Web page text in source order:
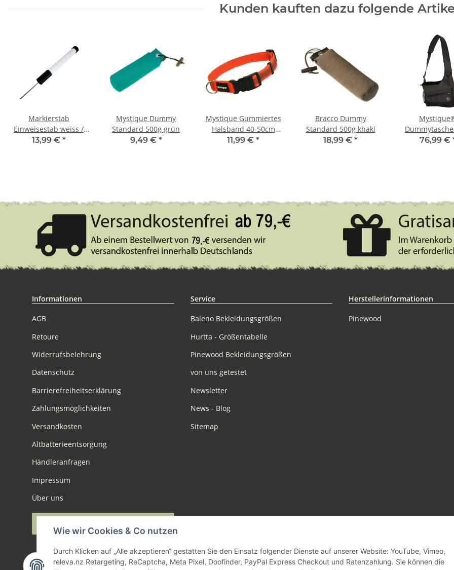
Wie wir Cookies & Co nutzen
Durch Klicken auf „Alle akzeptieren“ gestatten Sie den Einsatz folgender Dienste auf unserer Website: YouTube, Vimeo,
releva.nz Retargeting, ReCaptcha, Meta Pixel, Doofinder, PayPal Express Checkout und Ratenzahlung. Sie können die
Kunden kauften dazu folgende
Markierstab
Einweisestab weiss /
schwarz
13,99 € *
Mystique Dummy
Standard 500g grün
9,49 € *
Mystique Gummiertes
Halsband 40-50cm
25mm orange
11,99 € *
Bracco Dummy
Standard 500g khaki
18,99 € *
Dynamic
76,99 €
Informationen
AGB
Retoure
Widerrufsbelehrung
Datenschutz
Barrierefreiheitserklärung
Zahlungsmöglichkeiten
Versandkosten
Altbatterieentsorgung
Händleranfragen
Impressum
Über uns
Service
Baleno Bekleidungsgrößen
Hurtta - Größentabelle
Pinewood Bekleidungsgrößen
von uns getestet
Newsletter
News - Blog
Sitemap
Herstellerinformationen
Pinewood